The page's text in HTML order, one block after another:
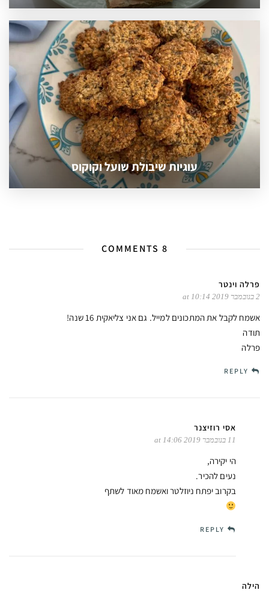
עוגיות שיבולת שועל וקוקוס
8 COMMENTS
פרלה וינטר
2 בנובמבר 2019 at 10:14
אשמח לקבל את המתכונים למייל. גם אני צליאקית 16 שנה!
תודה
פרלה
REPLY
אסי רוזיצנר
11 בנובמבר 2019 at 14:06
הי יקירה,
נעים להכיר.
בקרוב יפתח ניוזלטר ואשמח מאוד לשתף
REPLY
הילה